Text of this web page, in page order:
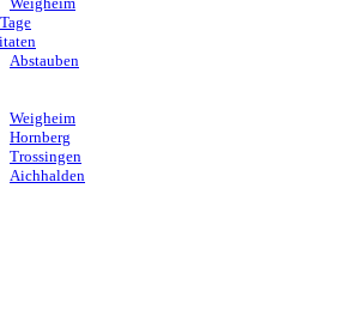
Abstauben
Weigheim
Hornberg
Trossingen
Aichhalden